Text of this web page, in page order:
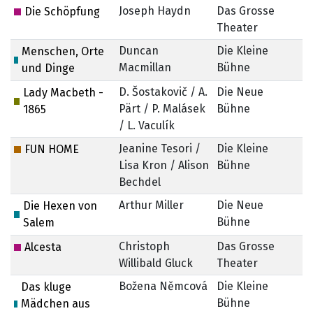
Die Schöpfung Joseph Haydn
Das Grosse
Theater
Menschen, Orte
und Dinge
Duncan
Macmillan
Die Kleine
Bühne
Lady Macbeth -
1865
D. Šostakovič / A.
Pärt / P. Malásek
/ L. Vaculík
Die Neue
Bühne
FUN HOME
Jeanine Tesori /
Lisa Kron / Alison
Bechdel
Die Kleine
Bühne
Die Hexen von
Salem
Arthur Miller
Die Neue
Bühne
Alcesta
Christoph
Willibald Gluck
Das Grosse
Theater
Das kluge
Mädchen aus
Božena Němcová
Die Kleine
Bühne